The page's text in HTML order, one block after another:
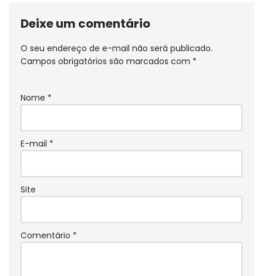
Deixe um comentário
O seu endereço de e-mail não será publicado.
Campos obrigatórios são marcados com *
Nome *
E-mail *
Site
Comentário *